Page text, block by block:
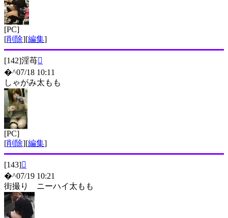
[PC]
[削除][編集]
[142]淫苺
�^07/18 10:11
しゃがみ太もも
[PC]
[削除][編集]
[143]
�^07/19 10:21
街撮り ニーハイ太もも